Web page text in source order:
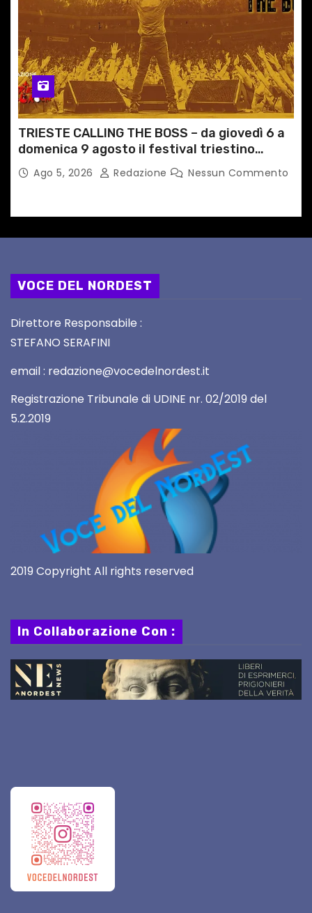
TRIESTE CALLING THE BOSS – da giovedì 6 a
domenica 9 agosto il festival triestino
dedicato a Springsteen
Ago 5, 2026 Redazione Nessun Commento
VOCE DEL NORDEST
Direttore Responsabile :
STEFANO SERAFINI
email : redazione@vocedelnordest.it
Registrazione Tribunale di UDINE nr. 02/2019 del
5.2.2019
2019 Copyright All rights reserved
In Collaborazione Con :